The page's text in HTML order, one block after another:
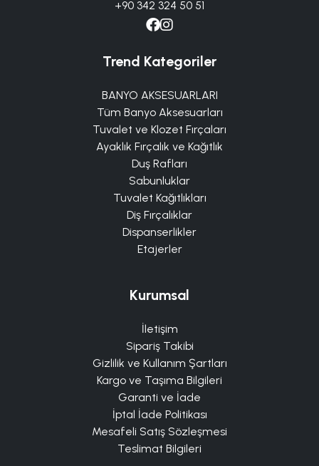
+90 342 324 50 51
Trend Kategoriler
BANYO AKSESUARLARI
Tüm Banyo Aksesuarları
Tuvalet ve Klozet Fırçaları
Ayaklık Fırçalık ve Kağıtlık
Duş Rafları
Sabunluklar
Tuvalet Kağıtlıkları
Diş Fırçalıklar
Dispanserlikler
Etajerler
Kurumsal
İletişim
Sipariş Takibi
Gizlilik ve Kullanım Şartları
Kargo ve Taşıma Bilgileri
Garanti ve İade
İptal İade Politikası
Mesafeli Satış Sözleşmesi
Teslimat Bilgileri